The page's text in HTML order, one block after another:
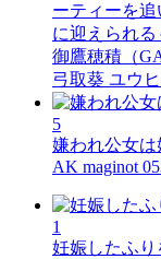
ーティーを
に迎えられる
御鷹穂積（
弓取葵 ユウヒ
5
嫌われ公女
AK maginot
1
妊娠したふ